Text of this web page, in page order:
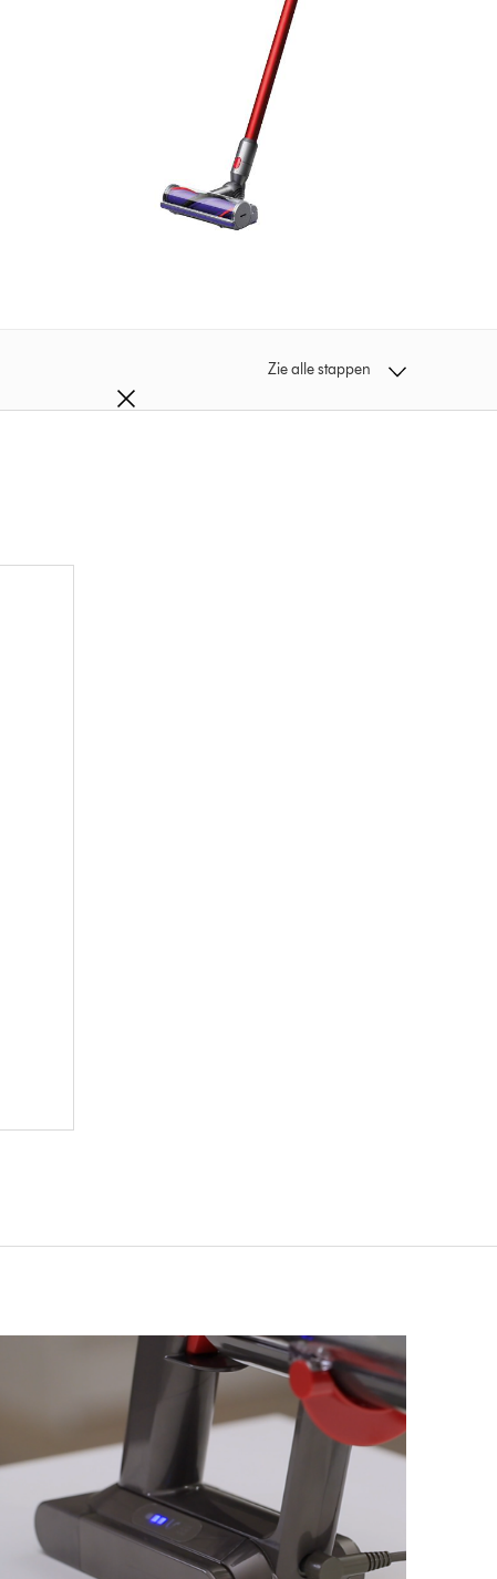
Zie alle stappen